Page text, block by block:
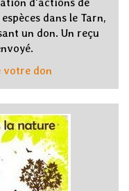
dans le Tarn,
un don. Un reçu
votre don